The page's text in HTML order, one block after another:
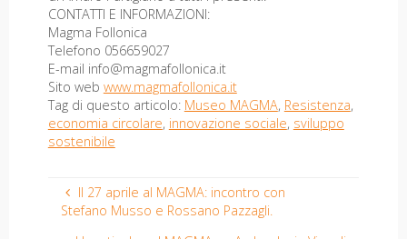
CONTATTI E INFORMAZIONI:
Magma Follonica
Telefono 056659027
E-mail info@magmafollonica.it
Sito web www.magmafollonica.it
Tag di questo articolo: Museo MAGMA, Resistenza,
economia circolare, innovazione sociale, sviluppo
sostenibile
Il 27 aprile al MAGMA: incontro con
Stefano Musso e Rossano Pazzagli.